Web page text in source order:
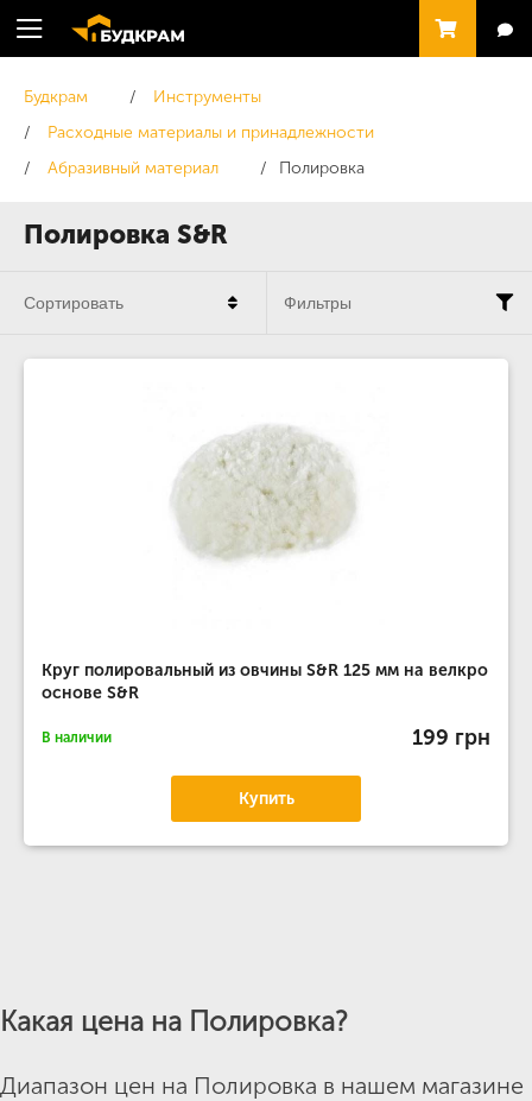
Полировка S&R
Будкрам
Инструменты
Расходные материалы и принадлежности
Абразивный материал
Полировка
Круг полировальный из овчины S&R 125 мм на велкро
основе S&R
В наличии 199 грн
Купить
Сортировать Фильтры
Какая цена на Полировка?
Диапазон цен на Полировка в нашем магазине